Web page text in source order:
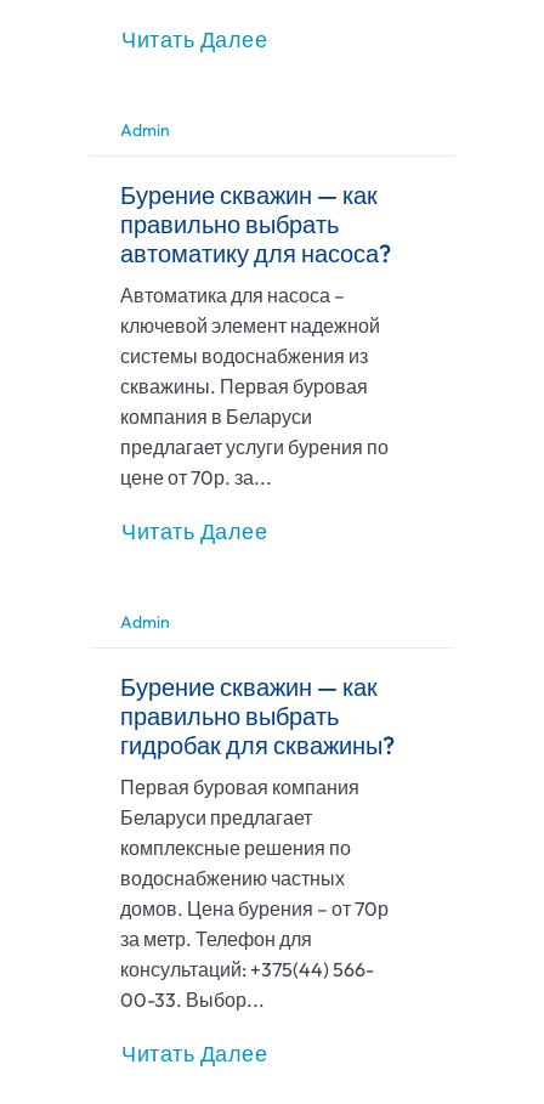
Читать Далее
Admin
Бурение скважин — как
правильно выбрать
автоматику для насоса?
Автоматика для насоса –
ключевой элемент надежной
системы водоснабжения из
скважины. Первая буровая
компания в Беларуси
предлагает услуги бурения по
цене от 70р. за...
Читать Далее
Admin
Бурение скважин — как
правильно выбрать
гидробак для скважины?
Первая буровая компания
Беларуси предлагает
комплексные решения по
водоснабжению частных
домов. Цена бурения – от 70р
за метр. Телефон для
консультаций: +375(44) 566-
00-33. Выбор...
Читать Далее